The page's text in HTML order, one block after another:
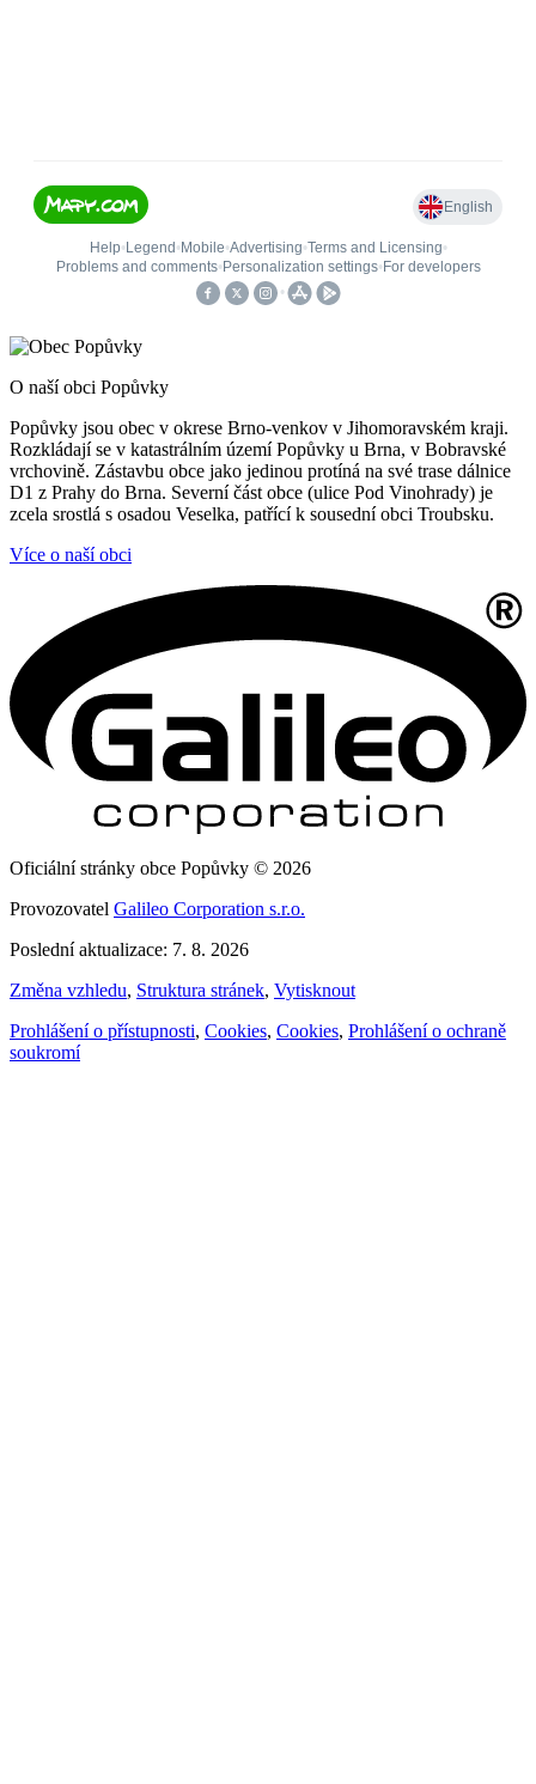
O naší obci Popůvky
Popůvky jsou obec v okrese Brno-venkov v Jihomoravském kraji.
Rozkládají se v katastrálním území Popůvky u Brna, v Bobravské
vrchovině. Zástavbu obce jako jedinou protíná na své trase dálnice
D1 z Prahy do Brna. Severní část obce (ulice Pod Vinohrady) je
zcela srostlá s osadou Veselka, patřící k sousední obci Troubsku.
Více o naší obci
Oficiální stránky obce Popůvky © 2026
Provozovatel Galileo Corporation s.r.o.
Poslední aktualizace: 7. 8. 2026
Změna vzhledu, Struktura stránek, Vytisknout
Prohlášení o přístupnosti, Cookies, Cookies, Prohlášení o ochraně
soukromí